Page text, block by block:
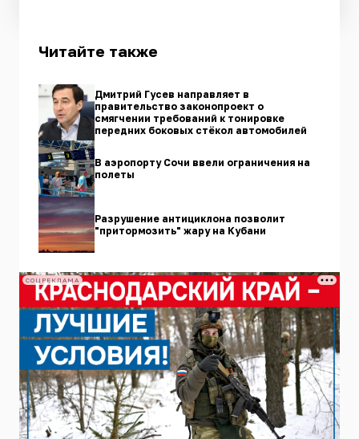
Читайте также
Дмитрий Гусев направляет в
правительство законопроект о
смягчении требований к тонировке
передних боковых стёкол автомобилей
В аэропорту Сочи ввели ограничения на
полеты
Разрушение антициклона позволит
"притормозить" жару на Кубани
СОЦРЕКЛАМА